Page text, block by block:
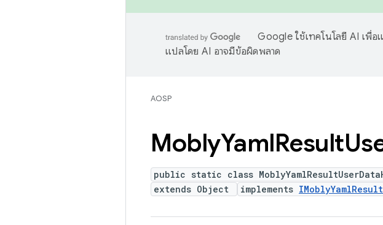
Google ใช้เทคโนโลยี AI เพื่
แปลโดย AI อาจมีข้อผิดพลาด
AOSP
MoblyYamlResult
public static class
extends Object
implements